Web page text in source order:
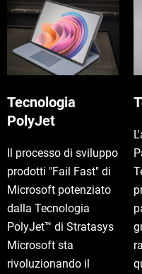
Tecnologia
PolyJet
Il processo di sviluppo
prodotti "Fail Fast" di
Microsoft potenziato
dalla Tecnologia
PolyJet™ di Stratasys
Microsoft sta
rivoluzionando il